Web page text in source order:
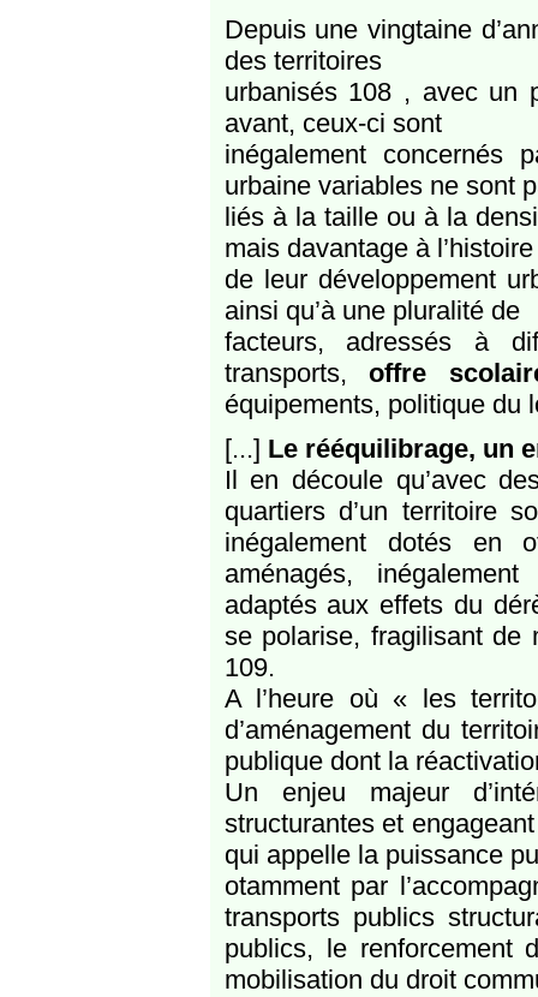
Depuis une vingtaine
des territoires
urbanisés 108 , avec un
avant, ceux-ci sont
inégalement concernés
urbaine variables ne sont
liés à la taille ou à la
mais davantage à l’histoire
de leur développement
ainsi qu’à une pluralité de
facteurs, adressés à
transports, offre
équipements, politique du
[...] Le rééquilibrage, un
Il en découle qu’avec
quartiers d’un territoire
inégalement dotés en
aménagés,
adaptés aux effets du
se polarise, fragilisant de
109.
A l’heure où « les
d’aménagement du
publique dont la
Un enjeu majeur
structurantes et
qui appelle la puissance
otamment par
transports publics
publics, le renforcement
mobilisation du droit